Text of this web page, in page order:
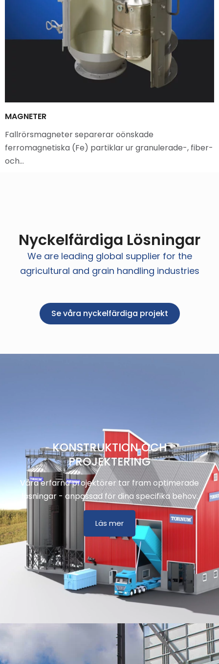
MAGNETER
Fallrörsmagneter separerar oönskade
ferromagnetiska (Fe) partiklar ur granulerade-, fiber-
och…
Nyckelfärdiga Lösningar
We are leading global supplier for the
agricultural and grain handling industries
Se våra nyckelfärdiga projekt
KONSTRUKTION OCH
PROJEKTERING
Våra erfarna projektörer tar fram optimerade
lösningar - anpassad för dina specifika behov.
Läs mer